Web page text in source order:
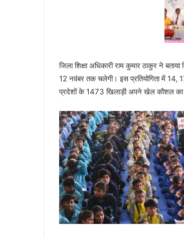
जिला शिक्षा अधिकारी राम कुमार ठाकुर ने
12 नवंबर तक चलेगी। इस प्रतियोगिता में 14,
प्रदेशों के 1473 खिलाड़ी अपने खेल कौशल का